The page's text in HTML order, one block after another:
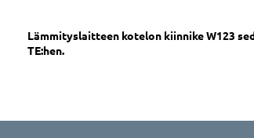
Lämmityslaitteen kotelon kiinnikeW123
TE:hen.